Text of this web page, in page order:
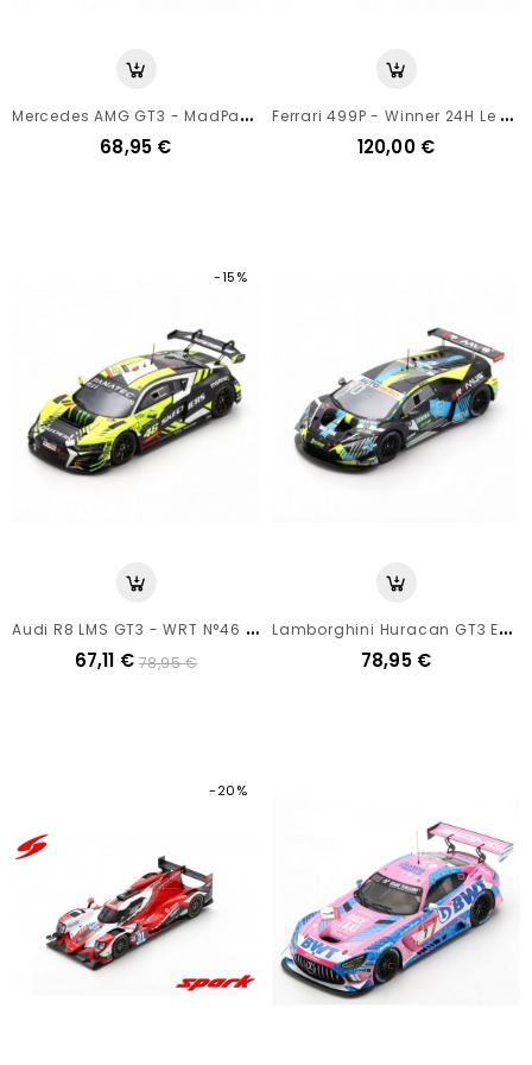
M
Ercedes AMG GT3 - MadPanda - 24h Spa 2021 - Spark 1/43
68,95 €
F
Errari 499P - Winner 24H Le Mans 2023 - Looksmart 1/43
120,00 €
-15%
A
Udi R8 LMS GT3 - WRT N°46 Rossi - 24h Spa 2022 - Spark 1/43
67,11 € 78,95 €
L
Amborghini Huracan GT3 Evo - Muth - DTM 2021 - Spark 1/43
78,95 €
-20%